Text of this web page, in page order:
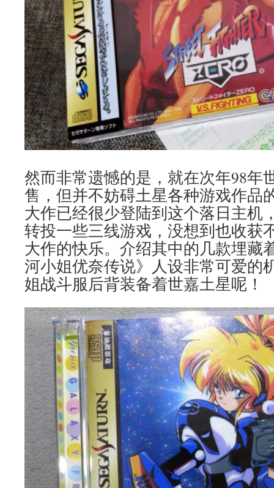
然而非常遗憾的是，就在次年98年
售，但并不妨碍土星各种游戏作品
大作已经很少登陆到这个落日主机
转投一些三线游戏，没想到也收获
大作的快乐。介绍其中的几款埋藏
河小姐优奈传说》人设非常可爱的
姐战斗服后背装备着世嘉土星呢！